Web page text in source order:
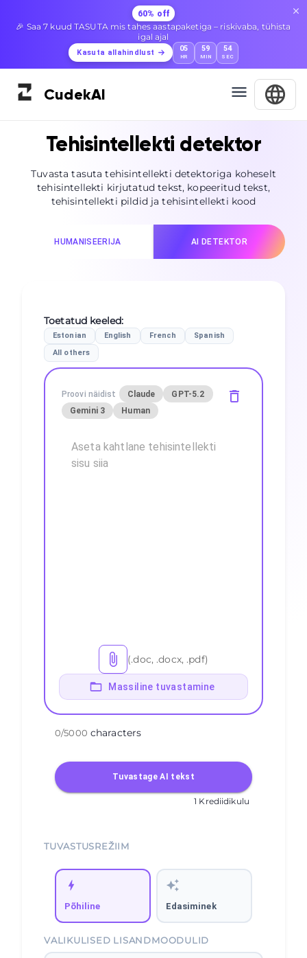
60% off
🎉 Saa 7 kuud TASUTA mis tahes aastapaketiga – riskivaba, tühista
igal ajal
Kasuta allahindlust 05
HR
59
MIN
52
SEC
CudekAI
Tehisintellekti detektor
Tuvasta tasuta tehisintellekti detektoriga koheselt
tehisintellekti kirjutatud tekst, kopeeritud tekst,
tehisintellekti pildid ja tehisintellekti kood
HUMANISEERIJA AI DETEKTOR
Toetatud keeled:
Estonian English French
Spanish
All others
Proovi näidist Claude
GPT-5.2
Gemini 3
Human
(.doc, .docx, .pdf)
Massiline tuvastamine
0/5000 characters
Tuvastage AI tekst
1 Krediidikulu
TUVASTUSREŽIIM
Põhiline Edasiminek
VALIKULISED LISANDMOODULID